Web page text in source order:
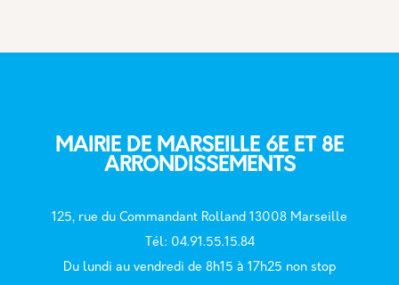
MAIRIE DE MARSEILLE 6E ET 8E
ARRONDISSEMENTS
125, rue du Commandant Rolland 13008 Marseille
él: 04.91.55.15.84
Du lundi au vendredi de 8h15 à 17h25 non stop